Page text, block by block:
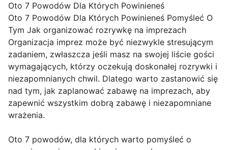
Oto 7 Powodów Dla Których Powinieneś
Oto 7 Powodów Dla Których Powinieneś Pomyśleć O
Tym Jak organizować rozrywkę na imprezach
Organizacja imprez może być niezwykle stresującym
zadaniem, zwłaszcza jeśli masz na swojej liście gości
wymagających, którzy oczekują doskonałej rozrywki i
niezapomnianych chwil. Dlatego warto zastanowić się
nad tym, jak zaplanować zabawę na imprezach, aby
zapewnić wszystkim dobrą zabawę i niezapomniane
wrażenia.
Oto 7 powodów, dla których warto pomyśleć o